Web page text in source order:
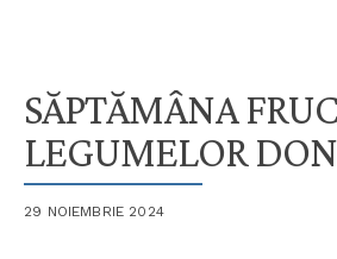
SĂPTĂMÂNA
LEGUMELOR
29 NOIEMBRIE 2024